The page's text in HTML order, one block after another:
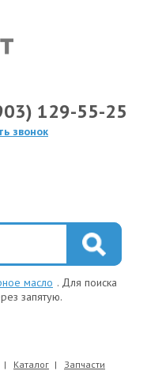
129-55-25
звонок
масло . Для поиска
запятую.
Каталог Запчасти